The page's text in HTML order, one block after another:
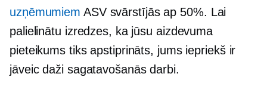
uzņēmumiem ASV svārstījās ap 50%. Lai
palielinātu izredzes, ka jūsu aizdevuma
pieteikums tiks apstiprināts, jums iepriekš ir
jāveic daži sagatavošanās darbi.